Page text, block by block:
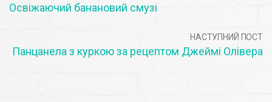
Освіжаючий банановий смузі
НАСТУПНИЙ ПОСТ
Панцанела з куркою за рецептом Джеймі Олівера